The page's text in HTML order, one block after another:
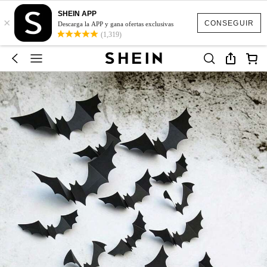
CONSEGUIR
×
SHEIN APP
Descarga la APP y gana ofertas exclusivas
(1,319)